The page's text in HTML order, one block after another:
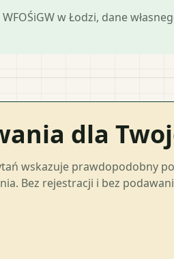
w Łodzi, dane
dla
wskazuje prawdopodobny
Bez rejestracji i bez